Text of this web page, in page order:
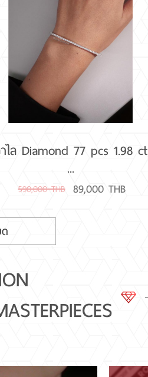
ไล Diamond 77 pcs 1.98 ct
...
590,000 THB 89,000 THB